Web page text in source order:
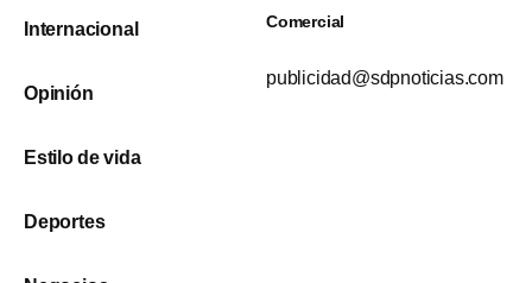
Internacional
Opinión
Estilo de vida
Deportes
Comercial
publicidad@sdpnoticias.com